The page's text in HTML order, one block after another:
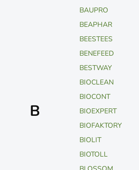
B
BAUPRO
BEAPHAR
BEESTEES
BENEFEED
BESTWAY
BIOCLEAN
BIOCONT
BIOEXPERT
BIOFAKTORY
BIOLIT
BIOTOLL